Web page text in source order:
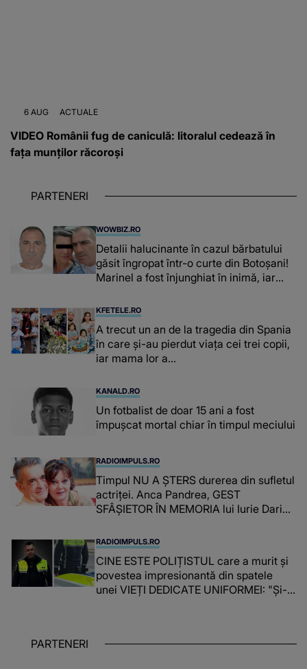
6 AUG ACTUALE
VIDEO Românii fug de caniculă: litoralul cedează în
fața munților răcoroși
PARTENERI
WOWBIZ.RO
Detalii halucinante în cazul bărbatului
găsit îngropat într-o curte din Botoșani!
Marinel a fost înjunghiat în inimă, iar
suspecți
KFETELE.RO
A trecut un an de la tragedia din Spania
în care și-au pierdut viața cei trei copii,
iar mama lor a…
KANALD.RO
Un fotbalist de doar 15 ani a fost
împușcat mortal chiar în timpul meciului
RADIOIMPULS.RO
Timpul NU A ȘTERS durerea din sufletul
actriței. Anca Pandrea, GEST
SFÂȘIETOR ÎN MEMORIA lui Iurie Darie:
timpul parcă..."
RADIOIMPULS.RO
CINE ESTE POLIȚISTUL care a murit și
povestea impresionantă din spatele
unei VIEȚI DEDICATE UNIFORMEI: "Și-a
PARTENERI